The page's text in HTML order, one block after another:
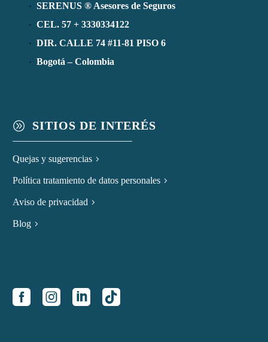
SERENUS ® Asesores de Seguros
CEL. 57 + 3330334122
DIR. CALLE 74 #11-81 PISO 6
Bogotá – Colombia
A SITIOS DE INTERÉS
Quejas y sugerencias
Política tratamiento de datos personales
Aviso de privacidad
Blog